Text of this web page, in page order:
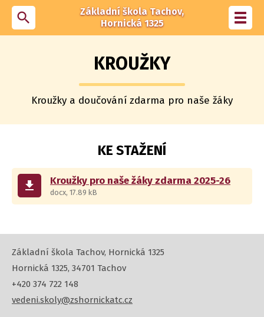
search
Základní škola Tachov,
Hornická 1325
KROUŽKY
Kroužky a doučování zdarma pro naše žáky
KE STAŽENÍ
get_app Kroužky pro naše žáky zdarma 2025-26
docx, 17.89 kB
Základní škola Tachov, Hornická 1325
Hornická 1325, 34701 Tachov
+420 374 722 148
vedeni.skoly@zshornickatc.cz